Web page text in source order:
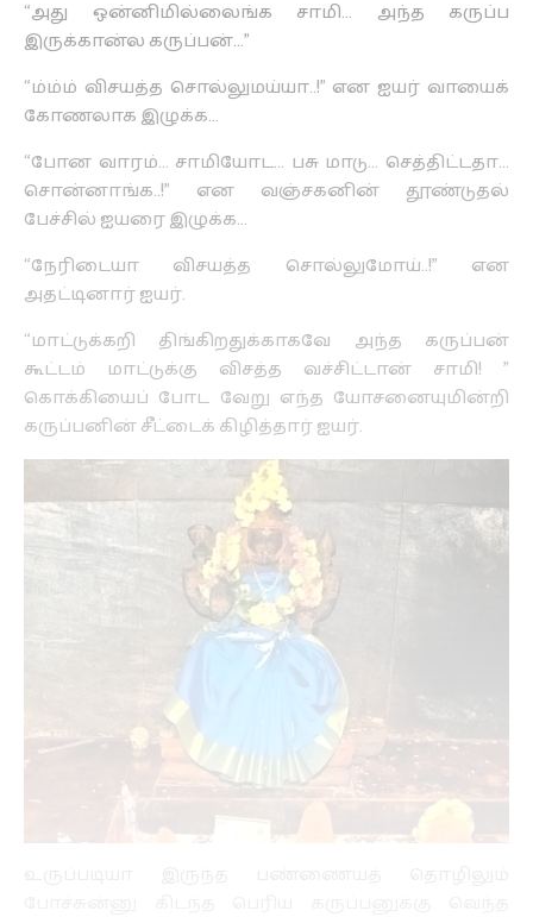
“அது ஒன்னிமில்லைங்க சாமி… அந்த கருப்ப
இருக்கான்ல கருப்பன்…”
“ம்ம்ம் விசயத்த சொல்லுமய்யா..!” என ஐயர் வாயைக்
கோணலாக இழுக்க…
“போன வாரம்… சாமியோட… பசு மாடு… செத்திட்டதா…
சொன்னாங்க..!” என வஞ்சகனின் தூண்டுதல்
பேச்சில் ஐயரை இழுக்க…
“நேரிடையா விசயத்த சொல்லுமோய்..!” என
அதட்டினார் ஐயர்.
“மாட்டுக்கறி திங்கிறதுக்காகவே அந்த கருப்பன்
கூட்டம் மாட்டுக்கு விசத்த வச்சிட்டான் சாமி! ”
கொக்கியைப் போட வேறு எந்த யோசனையுமின்றி
கருப்பனின் சீட்டைக் கிழித்தார் ஐயர்.